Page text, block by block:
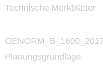
Technische Merkblätter
Planungsgrundlage